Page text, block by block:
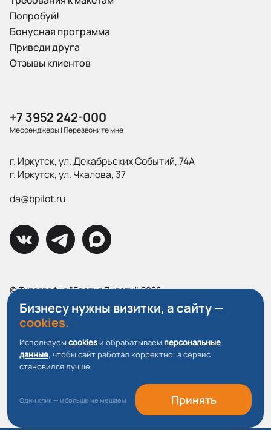
Попробуй!
Бонусная программа
Приведи друга
Отзывы клиентов
+7 3952 242-000
Мессенджеры|Перезвоните мне
г. Иркутск, ул. Декабрьских Событий, 74А
г. Иркутск, ул. Чкалова, 37
da@bpilot.ru
© Типография "Братья Пилоты", 2026
Все права защищены.
Политика конфиденциальности
Пользовательское соглашение
О файлах Cookie
Бизнесу нужны визитки, а сайту —
cookies.
Используемcookies и обрабатываем персональные
данные, чтобы сайт работал корректно, а сервис
становился лучше.
Один клик — и больше не мешаем Принять